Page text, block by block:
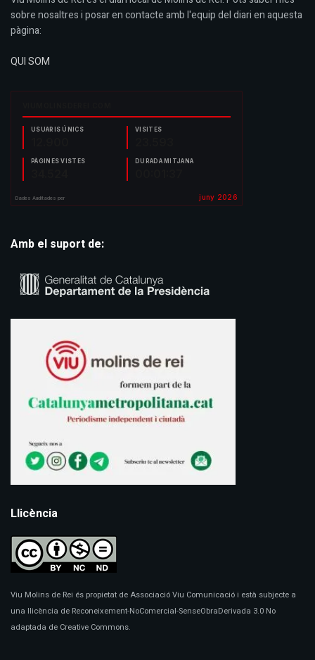
sobre nosaltres i posar en contacte amb l'equip del diari en aquesta
pàgina:
QUI SOM
Amb el suport de:
Llicència
Viu Molins de Rei és propietat de Associació Viu Comunicació i està subjecte a
una llicència de Reconeixement-NoComercial-SenseObraDerivada 3.0 No
adaptada de Creative Commons.